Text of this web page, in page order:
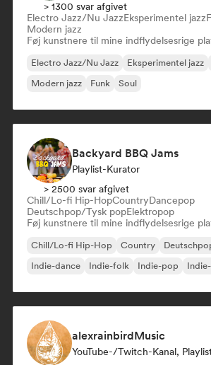
> 1300 svar afgivet
Electro Jazz/Nu JazzEksperimentel jazz
Modern jazz
Føj kunstnere til mine indflydelsesrige
Electro Jazz/Nu Jazz Eksperimentel jazz
Modern jazz
Funk Soul
Backyard BBQ Jams
Playlist-Kurator
> 2500 svar afgivet
Chill/Lo-fi Hip-HopCountryDancepop
Deutschpop/Tysk popElektropop
Føj kunstnere til mine indflydelsesrige
Chill/Lo-fi Hip-Hop Country
Indie-dance
Indie-folk Indie-pop
alexrainbirdMusic
YouTube-/Twitch-Kanal,